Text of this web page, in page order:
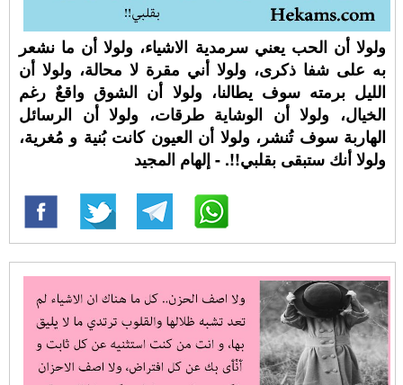
ولولا أن الحب يعني سرمدية الاشياء، ولولا أن ما نشعر
به على شفا ذكرى، ولولا أني مقرة لا محالة، ولولا أن
الليل برمته سوف يطالنا، ولولا أن الشوق واقعٌ رغم
الخيال، ولولا أن الوشاية طرقات، ولولا أن الرسائل
الهاربة سوف تُنشر، ولولا أن العيون كانت بُنية و مُغرية،
ولولا أنك ستبقى بقلبي!!. - إلهام المجيد